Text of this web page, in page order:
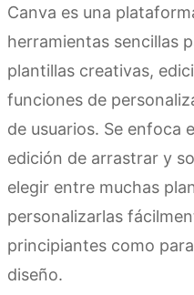
Canva es una
herramientas sencillas
plantillas creativas,
funciones de
de usuarios. Se enfoca
edición de arrastrar y
elegir entre muchas
personalizarlas
principiantes como
diseño.